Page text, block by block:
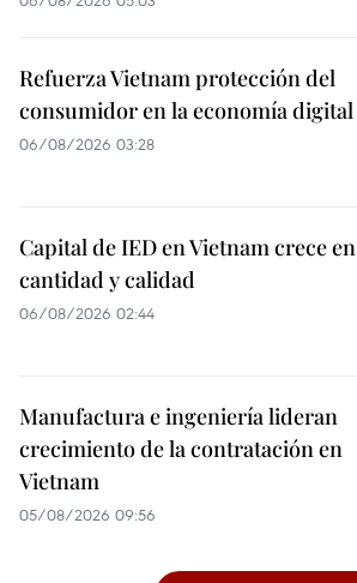
Refuerza Vietnam protección del
consumidor en la economía digital
06/08/2026 03:28
Capital de IED en Vietnam crece en
cantidad y calidad
06/08/2026 02:44
Manufactura e ingeniería lideran
crecimiento de la contratación en
Vietnam
05/08/2026 09:56